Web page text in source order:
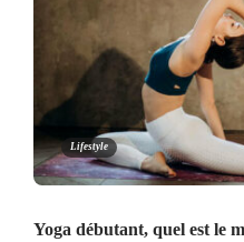
Lifestyle
Yoga débutant, quel est le